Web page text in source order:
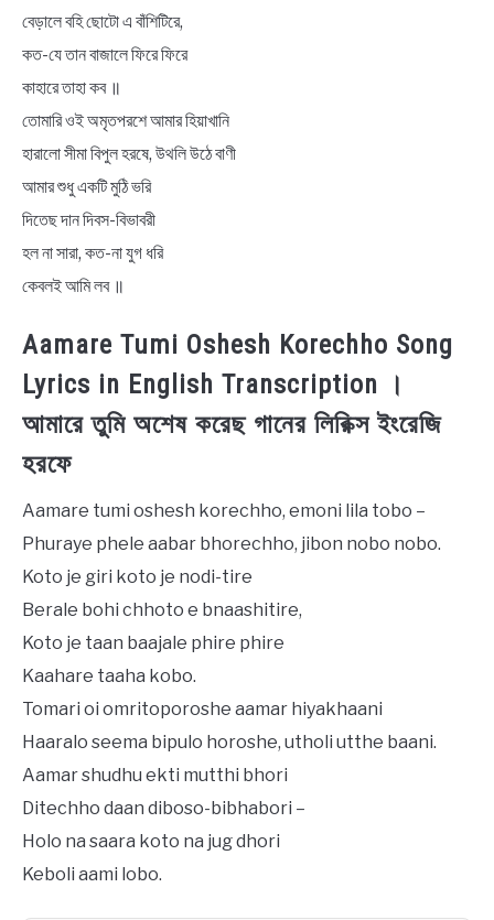
বেড়ালে বহি ছোটো এ বাঁশিটিরে,
কত-যে তান বাজালে ফিরে ফিরে
কাহারে তাহা কব ॥
তোমারি ওই অমৃতপরশে আমার হিয়াখানি
হারালো সীমা বিপুল হরষে, উথলি উঠে বাণী
আমার শুধু একটি মুঠি ভরি
দিতেছ দান দিবস-বিভাবরী
হল না সারা, কত-না যুগ ধরি
কেবলই আমি লব ॥
Aamare Tumi Oshesh Korechho Song
Lyrics in English Transcription ।
আমারে তুমি অশেষ করেছ গানের লিরিক্স ইংরেজি
হরফে
Aamare tumi oshesh korechho, emoni lila tobo –
Phuraye phele aabar bhorechho, jibon nobo nobo.
Koto je giri koto je nodi-tire
Berale bohi chhoto e bnaashitire,
Koto je taan baajale phire phire
Kaahare taaha kobo.
Tomari oi omritoporoshe aamar hiyakhaani
Haaralo seema bipulo horoshe, utholi utthe baani.
Aamar shudhu ekti mutthi bhori
Ditechho daan diboso-bibhabori –
Holo na saara koto na jug dhori
Keboli aami lobo.